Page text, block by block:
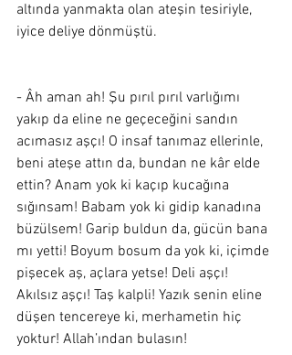
altında yanmakta olan ateşin tesiriyle,
iyice deliye dönmüştü.
- Âh aman ah! Şu pırıl pırıl varlığımı
yakıp da eline ne geçeceğini sandın
acımasız aşçı! O insaf tanımaz ellerinle,
beni ateşe attın da, bundan ne kâr elde
ettin? Anam yok ki kaçıp kucağına
sığınsam! Babam yok ki gidip kanadına
büzülsem! Garip buldun da, gücün bana
mı yetti! Boyum bosum da yok ki, içimde
pişecek aş, açlara yetse! Deli aşçı!
Akılsız aşçı! Taş kalpli! Yazık senin eline
düşen tencereye ki, merhametin hiç
yoktur! Allah’ından bulasın!